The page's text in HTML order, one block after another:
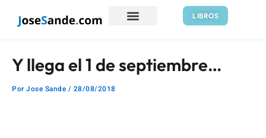
LIBROS
Y llega el 1 de septiembre…
Por Jose Sande / 28/08/2018
de